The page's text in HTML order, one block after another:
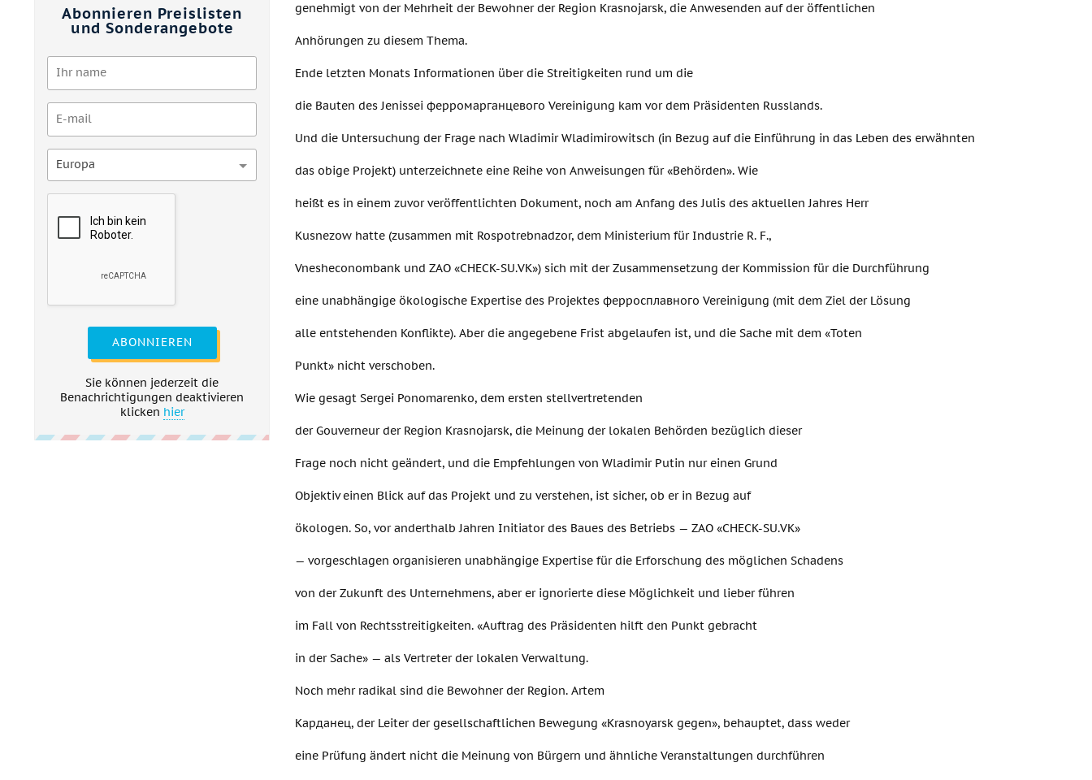
Abonnieren Preislisten
und Sonderangebote
Europa
ABONNIEREN
Sie können jederzeit die
Benachrichtigungen deaktivieren
klicken hier
genehmigt von der Mehrheit der Bewohner der Region Krasnojarsk, die Anwesenden auf der öffentlichen
Anhörungen zu diesem Thema.
Ende letzten Monats Informationen über die Streitigkeiten rund um die
die Bauten des Jenissei ферромарганцевого Vereinigung kam vor dem Präsidenten Russlands.
Und die Untersuchung der Frage nach Wladimir Wladimirowitsch (in Bezug auf die Einführung in das Leben des erwähnten
das obige Projekt) unterzeichnete eine Reihe von Anweisungen für «Behörden». Wie
heißt es in einem zuvor veröffentlichten Dokument, noch am Anfang des Julis des aktuellen Jahres Herr
Kusnezow hatte (zusammen mit Rospotrebnadzor, dem Ministerium für Industrie R. F.,
Vnesheconombank und ZAO «CHECK-SU.VK») sich mit der Zusammensetzung der Kommission für die Durchführung
eine unabhängige ökologische Expertise des Projektes ферросплавного Vereinigung (mit dem Ziel der Lösung
alle entstehenden Konflikte). Aber die angegebene Frist abgelaufen ist, und die Sache mit dem «Toten
Punkt» nicht verschoben.
Wie gesagt Sergei Ponomarenko, dem ersten stellvertretenden
der Gouverneur der Region Krasnojarsk, die Meinung der lokalen Behörden bezüglich dieser
Frage noch nicht geändert, und die Empfehlungen von Wladimir Putin nur einen Grund
Objektiv einen Blick auf das Projekt und zu verstehen, ist sicher, ob er in Bezug auf
ökologen. So, vor anderthalb Jahren Initiator des Baues des Betriebs — ZAO «CHECK-SU.VK»
— vorgeschlagen organisieren unabhängige Expertise für die Erforschung des möglichen Schadens
von der Zukunft des Unternehmens, aber er ignorierte diese Möglichkeit und lieber führen
im Fall von Rechtsstreitigkeiten. «Auftrag des Präsidenten hilft den Punkt gebracht
in der Sache» — als Vertreter der lokalen Verwaltung.
Noch mehr radikal sind die Bewohner der Region. Artem
Карданец, der Leiter der gesellschaftlichen Bewegung «Krasnoyarsk gegen», behauptet, dass weder
eine Prüfung ändert nicht die Meinung von Bürgern und ähnliche Veranstaltungen durchführen